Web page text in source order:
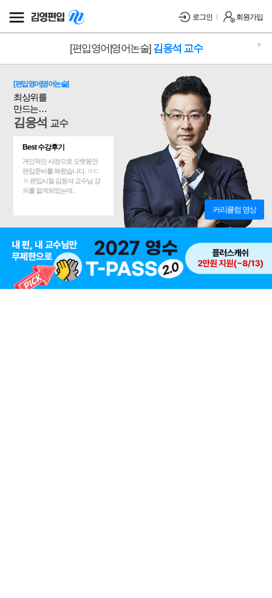
로그인 회원가입
[편입영어|영어논술] 김응석 교수 ▼
[편입영어|영어논술]
최상위를
만드는
실전코칭
김응석 교수
Best 수강후기
개인적인 사정으로 오랫동안
편입준비를 해왔습니다. ㅇㄷ
ㅇ 편입시절 김응석 교수님 강
의를 알게되었는데..
커리큘럼 영상